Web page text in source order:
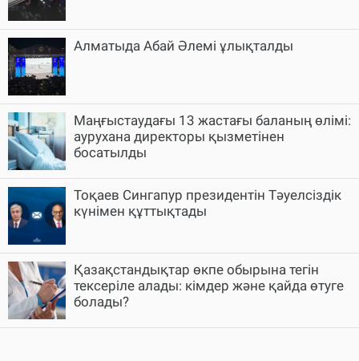
Алматыда Абай Әлемі ұлықталды
Маңғыстаудағы 13 жастағы баланың өлімі:
аурухана директоры қызметінен
босатылды
Тоқаев Сингапур президентін Тәуелсіздік
күнімен құттықтады
Қазақстандықтар өкпе обырына тегін
тексеріле алады: кімдер және қайда өтуге
болады?